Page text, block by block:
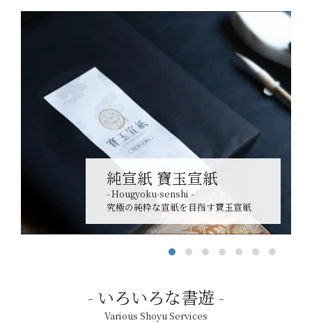
純宣紙 寶玉宣紙
- Hougyoku-senshi -
究極の純粋な宣紙を目指す寶玉宣紙
いろいろな書遊
Various Shoyu Services